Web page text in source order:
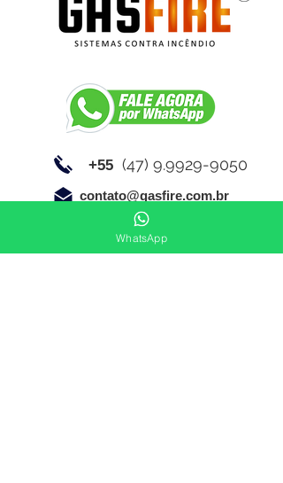
contato@gasfire.com.br
+55 (47) 9.9929-9050
WhatsApp